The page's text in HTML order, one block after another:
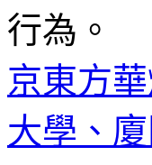
行為。
京東方
大學、